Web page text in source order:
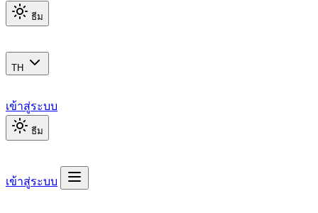
ธีม
TH
เข้าสู่ระบบ
ธีม
เข้าสู่ระบบ